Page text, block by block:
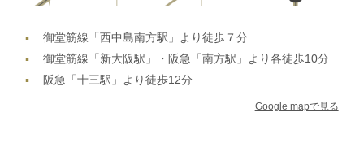
御堂筋線「西中島南方駅」より徒歩７分
御堂筋線「新大阪駅」・阪急「南方駅」より各徒歩10分
阪急「十三駅」より徒歩12分
Google mapで見る